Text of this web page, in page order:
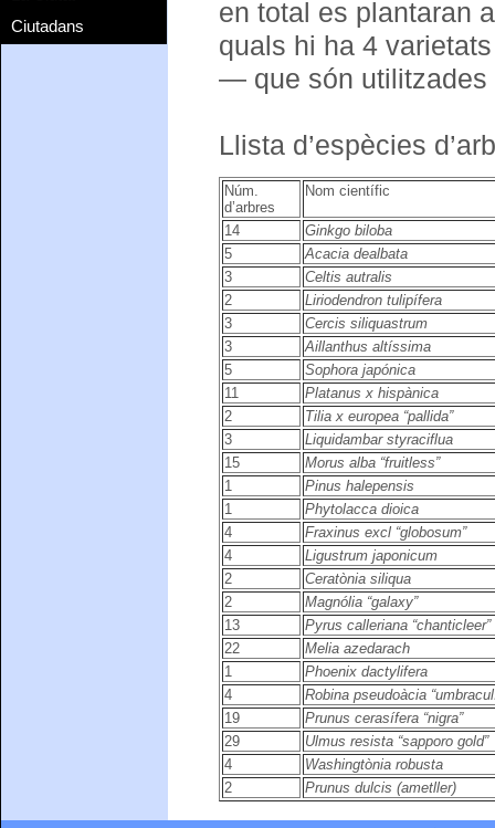
Ciutadans
en total es plantaran
quals hi ha 4
— que són utilitzades
Llista d’espècies
Núm.
d’arbres
Nom científic
14
Ginkgo biloba
5
Acacia dealbata
3
Celtis autralis
2
Liriodendron tulipífera
3
Cercis siliquastrum
3
Aillanthus altíssima
5
Sophora japónica
11
Platanus x hispànica
2
Tilia x europea “pallida”
3
Liquidambar styraciflua
15
Morus alba “fruitless”
1
Pinus halepensis
1
Phytolacca dioica
4
Fraxinus excl “globosum”
4
Ligustrum japonicum
2
Ceratònia siliqua
2
Magnólia “galaxy”
13
Pyrus calleriana “chanticleer”
22
Melia azedarach
1
Phoenix dactylifera
4
Robina pseudoàcia
19
Prunus cerasífera “nigra”
29
Ulmus resista “sapporo gold”
4
Washingtònia robusta
2
Prunus dulcis (ametller)